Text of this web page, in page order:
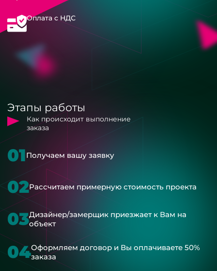
Оплата с НДС
Этапы работы
Как происходит выполнение
заказа
01Получаем вашу заявку
02Рассчитаем примерную стоимость проекта
03Дизайнер/замерщик приезжает к Вам на
объект
04Оформляем договор и Вы оплачиваете 50%
заказа